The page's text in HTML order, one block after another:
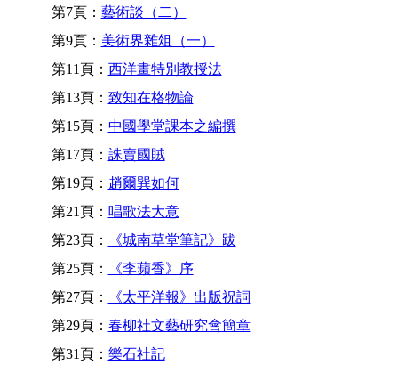
第7頁： 藝術談（二）
第9頁： 美術界雜俎（一）
第11頁： 西洋畫特別教授法
第13頁： 致知在格物論
第15頁： 中國學堂課本之編撰
第17頁： 誅賣國賊
第19頁： 趙爾巽如何
第21頁： 唱歌法大意
第23頁：
《城南草堂筆記》跋
第25頁：
《李蘋香》序
第27頁：
《太平洋報》出版祝詞
第29頁： 春柳社文藝研究會簡章
第31頁： 樂石社記